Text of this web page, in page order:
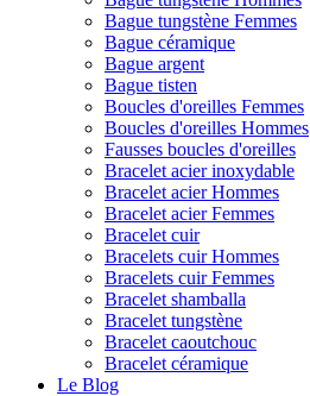
Bague tungstène Femmes
Bague céramique
Bague argent
Bague tisten
Boucles d'oreilles Femmes
Boucles d'oreilles Hommes
Fausses boucles d'oreilles
Bracelet acier inoxydable
Bracelet acier Hommes
Bracelet acier Femmes
Bracelet cuir
Bracelets cuir Hommes
Bracelets cuir Femmes
Bracelet shamballa
Bracelet tungstène
Bracelet caoutchouc
Bracelet céramique
Le Blog